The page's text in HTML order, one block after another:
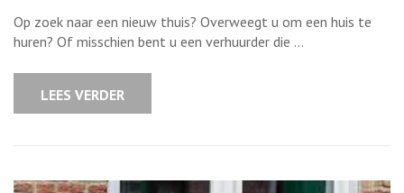
Te
Op zoek naar een nieuw thuis? Overweegt u om een huis te
huren? Of misschien bent u een verhuurder die …
LEES VERDER